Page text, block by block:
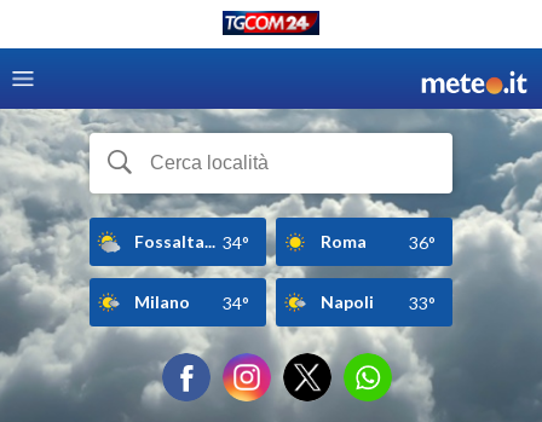
Fossalta... 34° Roma 36°
Milano 34° Napoli 33°